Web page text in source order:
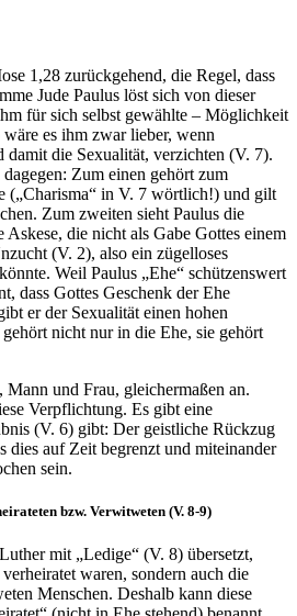
1,28 zurückgehend, die Regel, dass
Jude Paulus löst sich von dieser
für sich selbst gewählte – Möglichkeit
es ihm zwar lieber, wenn
damit die Sexualität, verzichten (V. 7).
Zum einen gehört zum
(„Charisma“ in V. 7 wörtlich!) und gilt
Zum zweiten sieht Paulus die
Askese, die nicht als Gabe Gottes einem
(V. 2), also ein zügelloses
Weil Paulus „Ehe“ schützenswert
dass Gottes Geschenk der Ehe
er der Sexualität einen hohen
nicht nur in die Ehe, sie gehört
Mann und Frau, gleichermaßen an.
Verpflichtung. Es gibt eine
(V. 6) gibt: Der geistliche Rückzug
dies auf Zeit begrenzt und miteinander
sein.
bzw. Verwitweten (V. 8-9)
mit „Ledige“ (V. 8) übersetzt,
waren, sondern auch die
Menschen. Deshalb kann diese